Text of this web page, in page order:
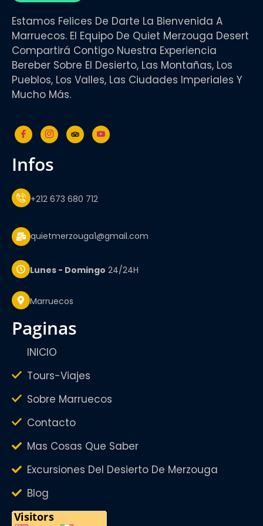
Estamos Felices De Darte La Bienvenida A
Marruecos. El Equipo De Quiet Merzouga Desert
Compartirá Contigo Nuestra Experiencia
Bereber Sobre El Desierto, Las Montañas, Los
Pueblos, Los Valles, Las Ciudades Imperiales Y
Mucho Más.
infos
+212 673 680 712
quietmerzouga1@gmail.com
Lunes - Domingo 24/24H
Marruecos
paginas
INICIO
Tours-Viajes
Sobre Marruecos
Contacto
Mas Cosas Que Saber
Excursiones Del Desierto De Merzouga
Blog